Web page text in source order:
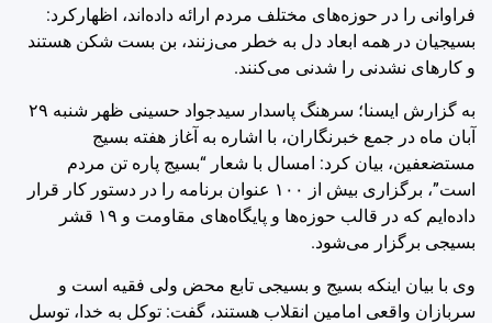
فراوانی را در حوزه‌های مختلف مردم ارائه داده‌اند، اظهارکرد:
بسیجیان در همه ‏ابعاد دل به خطر می‌زنند، بن بست شکن هستند
و کارهای نشدنی را شدنی می‌کنند.‏
به گزارش ایسنا؛ سرهنگ پاسدار سیدجواد حسینی ظهر شنبه ۲۹
آبان ماه در جمع خبرنگاران، با اشاره به آغاز هفته بسیج
مستضعفین، بیان کرد: امسال با شعار “بسیج پاره تن مردم
است”، برگزاری بیش از ۱۰۰ عنوان برنامه را در دستور کار قرار
داده‌ایم که در قالب حوزه‌ها و پایگاه‌های مقاومت و ۱۹ قشر
بسیجی برگزار می‌شود.
وی با بیان اینکه بسیج و بسیجی تابع محض ولی فقیه است و
سربازان واقعی امامین انقلاب هستند، گفت: توکل به خدا، توسل